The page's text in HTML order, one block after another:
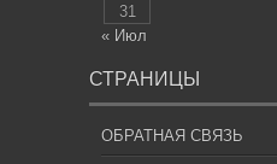
31
« Июл
СТРАНИЦЫ
ОБРАТНАЯ СВЯЗЬ